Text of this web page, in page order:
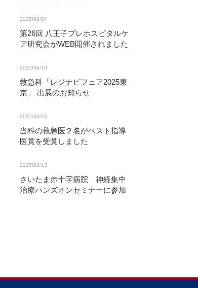
2025/08/04
第26回 八王子プレホスピタルケ
ア研究会がWEB開催されました
2025/06/10
救急科「レジナビフェア2025東
京」 出展のお知らせ
2025/03/13
当科の救急医２名がベスト指導
医賞を受賞しました
2025/03/13
さいたま赤十字病院 神経集中
治療ハンズオンセミナーに参加